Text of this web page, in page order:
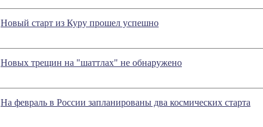
Новый старт из Куру прошел успешно
Новых трещин на "шаттлах" не обнаружено
На февраль в России запланированы два космических старта